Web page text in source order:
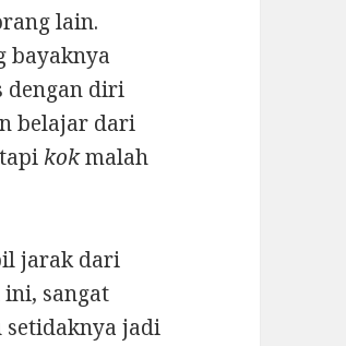
lain.
bayaknya
dengan diri
belajar dari
kokmalah
jarak dari
sangat
setidaknya jadi